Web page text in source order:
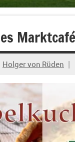
Holger von Rüden